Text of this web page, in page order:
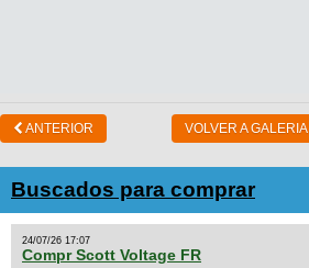
ANTERIOR VOLVER A GALERIA
Buscados para comprar
24/07/26 17:07
Compr Scott Voltage FR